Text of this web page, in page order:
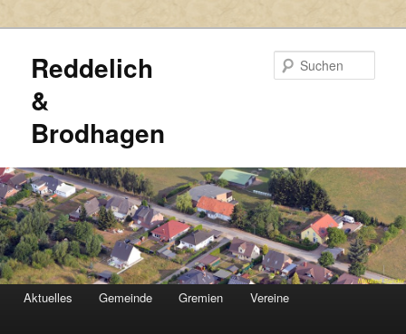
Reddelich
&
Brodhagen
HAUPTMENÜ
Zum
Zum
Aktuelles Gemeinde Gremien Vereine